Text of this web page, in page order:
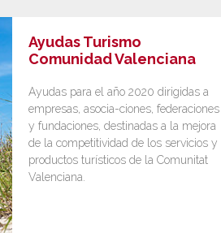
Ayudas Turismo
Comunidad Valenciana
Ayudas para el año 2020 dirigidas a
empresas, asocia-ciones, federaciones
y fundaciones, destinadas a la mejora
de la competitividad de los servicios y
productos turísticos de la Comunitat
Valenciana.